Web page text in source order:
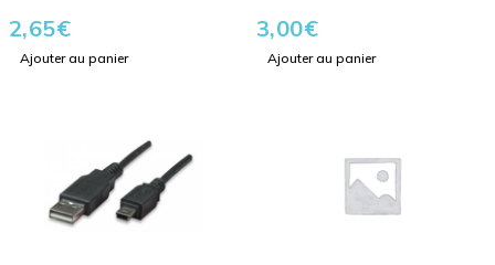
2,65€
Ajouter au panier
3,00€
Ajouter au panier